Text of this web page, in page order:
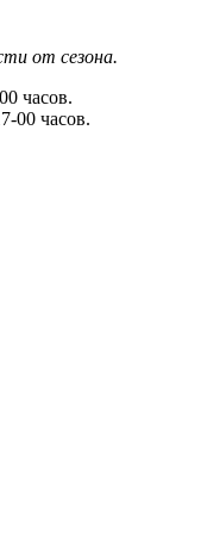
от сезона.
часов.
00 часов.